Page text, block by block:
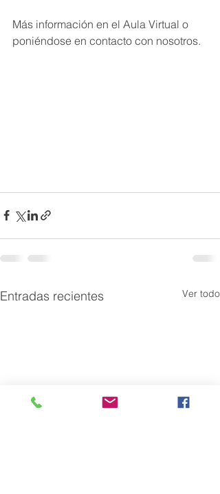
Más información en el Aula Virtual o
poniéndose en contacto con nosotros.
Entradas recientes Ver todo